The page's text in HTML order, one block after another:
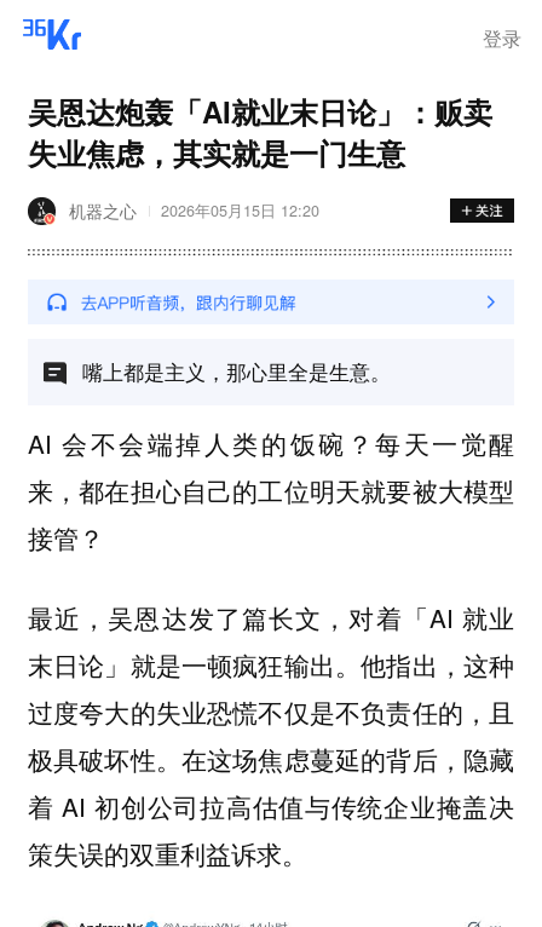
登录
吴恩达炮轰「AI就业末日论」：贩卖
失业焦虑，其实就是一门生意
机器之心 2026年05月15日 12:20
嘴上都是主义，那心里全是生意。
AI 会不会端掉人类的饭碗？每天一觉醒
来，都在担心自己的工位明天就要被大模型
接管？
最近，吴恩达发了篇长文，对着「AI 就业
末日论」就是一顿疯狂输出。他指出，这种
过度夸大的失业恐慌不仅是不负责任的，且
极具破坏性。在这场焦虑蔓延的背后，隐藏
着 AI 初创公司拉高估值与传统企业掩盖决
策失误的双重利益诉求。